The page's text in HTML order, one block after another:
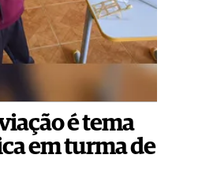
é tema
em turma de